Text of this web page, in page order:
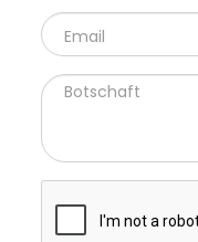
EMAIL *
NACHRICHT
CAPTCHA